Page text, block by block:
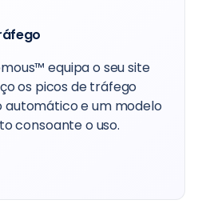
24/7
SiteGround pode
concentra-se
e prática com